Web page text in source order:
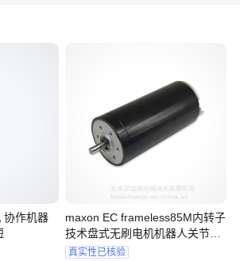
协作机器
maxon EC frameless85M内转子
技术盘式无刷电机机器人关节模
组
真实性已核验